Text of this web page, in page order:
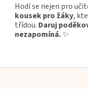
Hodí se nejen pro
kousek pro žáky,
třídou. Daruj
nezapomíná.✨
Z